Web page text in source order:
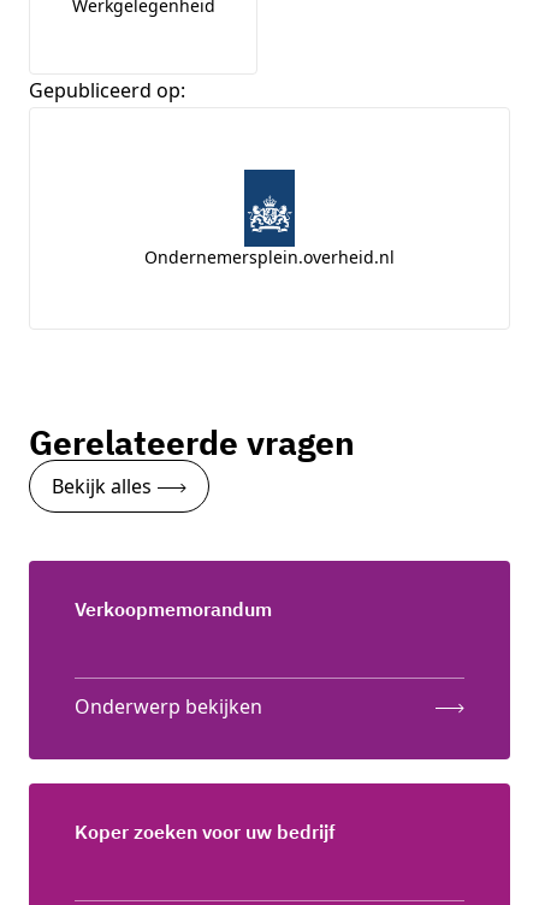
Werkgelegenheid
Gepubliceerd op:
Ondernemersplein.overheid.nl
Gerelateerde vragen
Bekijk alles
Verkoopmemorandum
Onderwerp bekijken
Koper zoeken voor uw bedrijf